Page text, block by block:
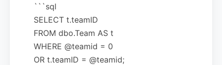
```sql
SELECT t.teamID
FROM dbo.Team AS t
WHERE @teamid = 0
OR t.teamID = @teamid;